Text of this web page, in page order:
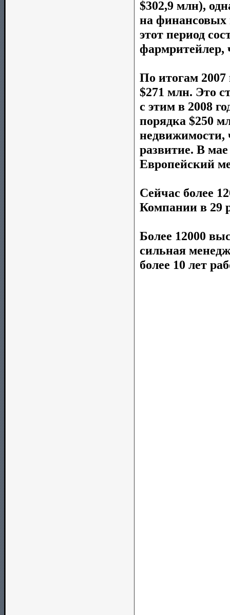
$302,9 млн),
на финансовых
этот период
фармритейлер,
По итогам 2007
$271 млн. Это
с этим в 2008
порядка $250
недвижимости,
развитие. В
Европейский
Сейчас более
Компании в 29
Более 12000
сильная
более 10 лет